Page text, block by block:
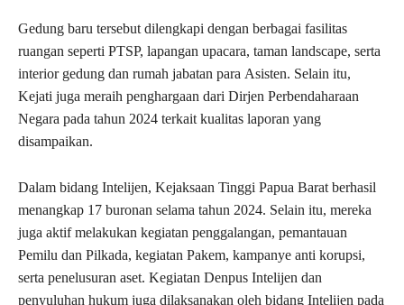
Gedung baru tersebut dilengkapi dengan berbagai fasilitas
ruangan seperti PTSP, lapangan upacara, taman landscape, serta
interior gedung dan rumah jabatan para Asisten. Selain itu,
Kejati juga meraih penghargaan dari Dirjen Perbendaharaan
Negara pada tahun 2024 terkait kualitas laporan yang
disampaikan.
Dalam bidang Intelijen, Kejaksaan Tinggi Papua Barat berhasil
menangkap 17 buronan selama tahun 2024. Selain itu, mereka
juga aktif melakukan kegiatan penggalangan, pemantauan
Pemilu dan Pilkada, kegiatan Pakem, kampanye anti korupsi,
serta penelusuran aset. Kegiatan Denpus Intelijen dan
penyuluhan hukum juga dilaksanakan oleh bidang Intelijen pada